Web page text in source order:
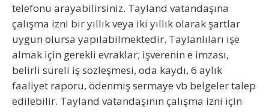
telefonu arayabilirsiniz. Tayland vatandaşına
çalışma izni bir yıllık veya iki yıllık olarak şartlar
uygun olursa yapılabilmektedir. Taylanlıları işe
almak için gerekli evraklar; işverenin e imzası,
belirli süreli iş sözleşmesi, oda kaydı, 6 aylık
faaliyet raporu, ödenmiş sermaye vb belgeler talep
edilebilir. Tayland vatandaşının çalışma izni için